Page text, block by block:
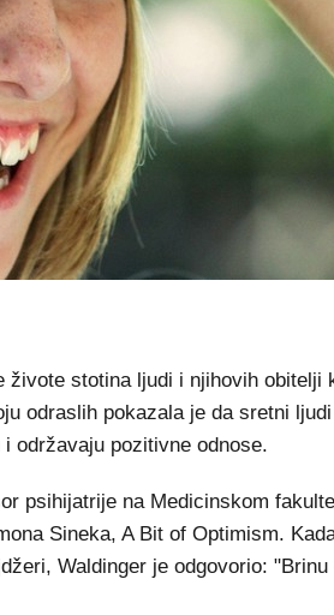
stotina ljudi i njihovih obitelji
odraslih pokazala je da sretni
održavaju pozitivne odnose.
psihijatrije na Medicinskom
Sineka, A Bit of Optimism.
Waldinger je odgovorio: